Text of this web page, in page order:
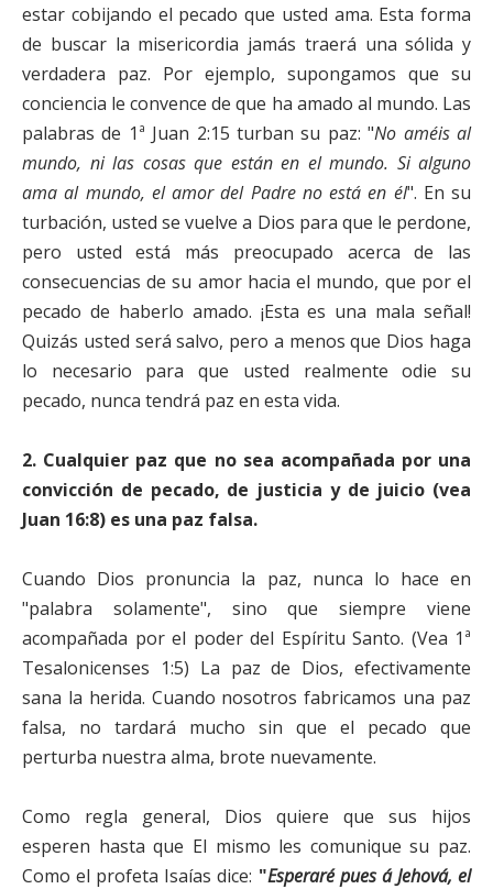
estar cobijando el pecado que usted ama. Esta forma
de buscar la misericordia jamás traerá una sólida y
verdadera paz. Por ejemplo, supongamos que su
conciencia le convence de que ha amado al mundo. Las
palabras de 1ª Juan 2:15 turban su paz: "No améis al
mundo, ni las cosas que están en el mundo. Si alguno
ama al mundo, el amor del Padre no está en él". En su
turbación, usted se vuelve a Dios para que le perdone,
pero usted está más preocupado acerca de las
consecuencias de su amor hacia el mundo, que por el
pecado de haberlo amado. ¡Esta es una mala señal!
Quizás usted será salvo, pero a menos que Dios haga
lo necesario para que usted realmente odie su
pecado, nunca tendrá paz en esta vida.
2. Cualquier paz que no sea acompañada por una
convicción de pecado, de justicia y de juicio (vea
Juan 16:8) es una paz falsa.
Cuando Dios pronuncia la paz, nunca lo hace en
"palabra solamente", sino que siempre viene
acompañada por el poder del Espíritu Santo. (Vea 1ª
Tesalonicenses 1:5) La paz de Dios, efectivamente
sana la herida. Cuando nosotros fabricamos una paz
falsa, no tardará mucho sin que el pecado que
perturba nuestra alma, brote nuevamente.
Como regla general, Dios quiere que sus hijos
esperen hasta que El mismo les comunique su paz.
Como el profeta Isaías dice: "Esperaré pues á Jehová, el